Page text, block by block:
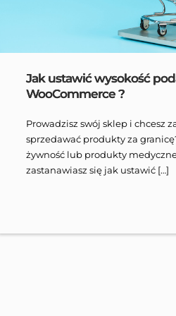
Jak ustawić wysokość
WooCommerce ?
Prowadzisz swój sklep i chcesz
sprzedawać produkty za
żywność lub produkty
zastanawiasz się jak ustawić […]